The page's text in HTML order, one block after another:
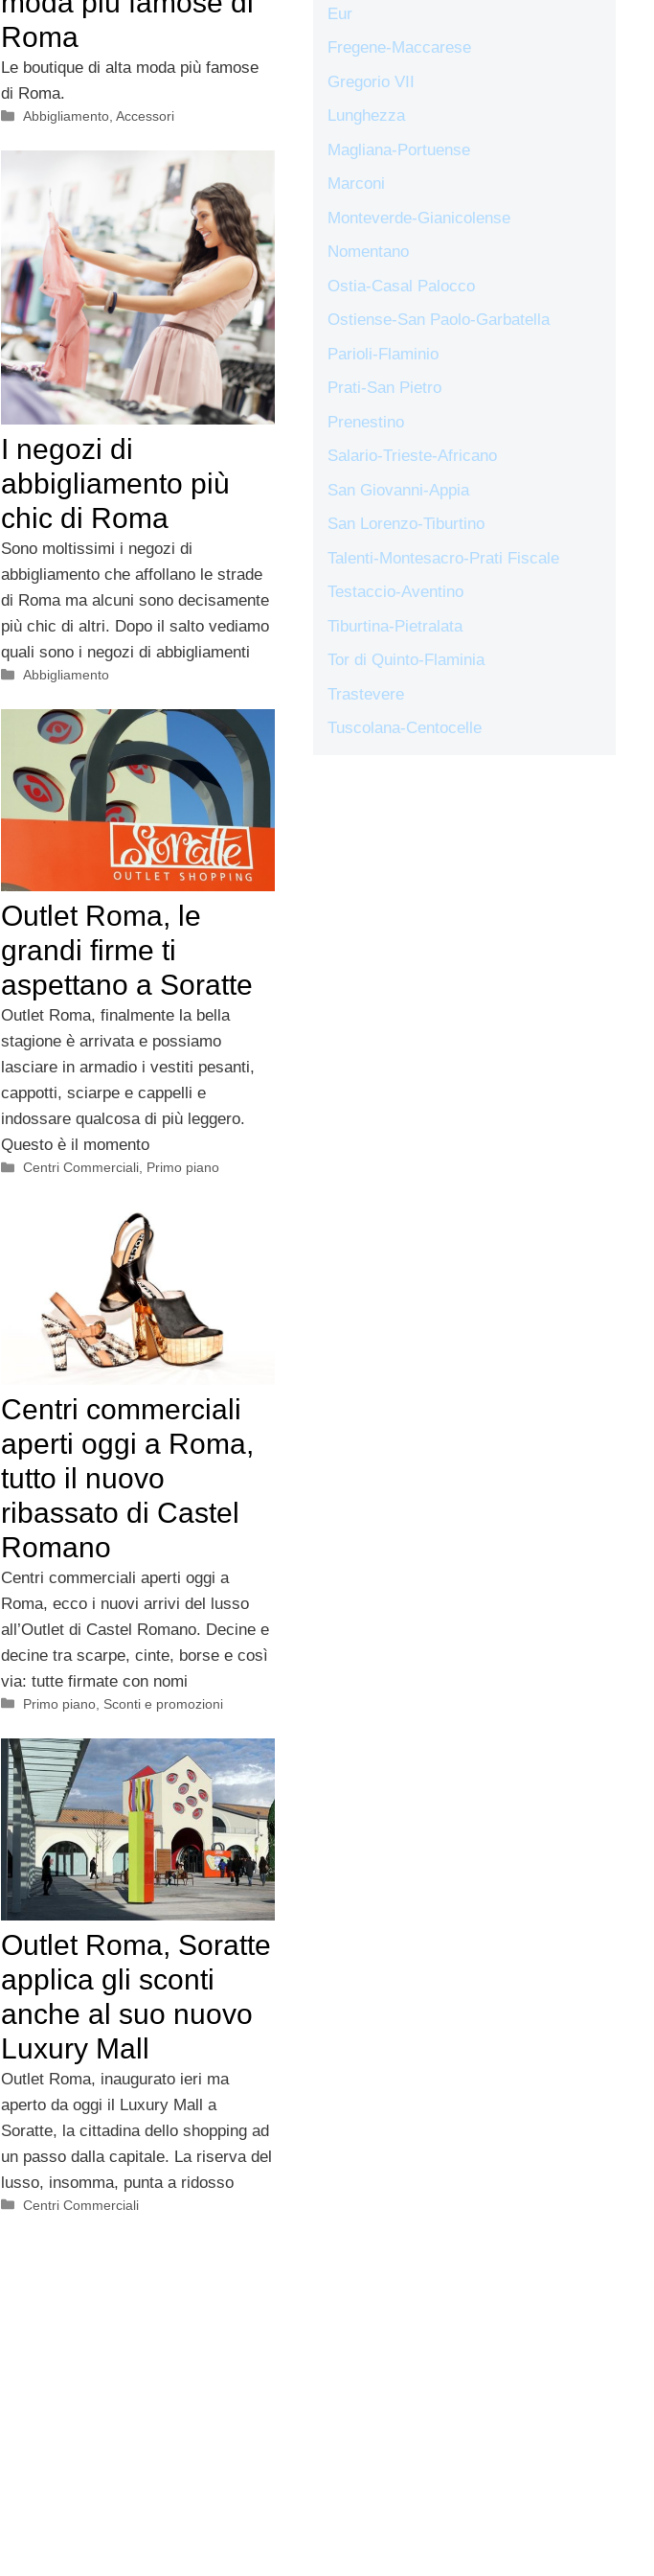
Roma
Le boutique di alta moda più famose
di Roma.
Categorie
Abbigliamento ,Accessori
I negozi di
abbigliamento più
chic di Roma
Sono moltissimi i negozi di
abbigliamento che affollano le strade
di Roma ma alcuni sono decisamente
più chic di altri. Dopo il salto vediamo
quali sono i negozi di abbigliamenti
Categorie
Abbigliamento
Outlet Roma, le
grandi firme ti
aspettano a Soratte
Outlet Roma, finalmente la bella
stagione è arrivata e possiamo
lasciare in armadio i vestiti pesanti,
cappotti, sciarpe e cappelli e
indossare qualcosa di più leggero.
Questo è il momento
Categorie
Centri Commerciali, Primo piano
Centri commerciali
aperti oggi a Roma,
tutto il nuovo
ribassato di Castel
Romano
Centri commerciali aperti oggi a
Roma, ecco i nuovi arrivi del lusso
all’Outlet di Castel Romano. Decine e
decine tra scarpe, cinte, borse e così
via: tutte firmate con nomi
Categorie
Primo piano Sconti e promozioni
Outlet Roma, Soratte
applica gli sconti
anche al suo nuovo
Luxury Mall
Outlet Roma, inaugurato ieri ma
aperto da oggi il Luxury Mall a
Soratte, la cittadina dello shopping ad
un passo dalla capitale. La riserva del
lusso, insomma, punta a ridosso
Categorie
Centri Commerciali
Eur
Fregene-Maccarese
Gregorio VII
Lunghezza
Magliana-Portuense
Marconi
Monteverde-Gianicolense
Nomentano
Ostia-Casal Palocco
Ostiense-San Paolo-Garbatella
Parioli-Flaminio
Prati-San Pietro
Prenestino
Salario-Trieste-Africano
San Giovanni-Appia
San Lorenzo-Tiburtino
Talenti-Montesacro-Prati Fiscale
Testaccio-Aventino
Tiburtina-Pietralata
Tor di Quinto-Flaminia
Trastevere
Tuscolana-Centocelle